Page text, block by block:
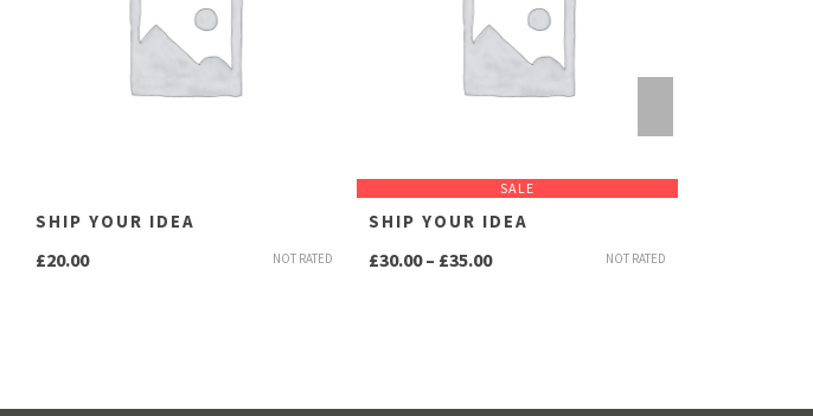
SHIP YOUR IDEA
NOT RATED
£20.00
SALE
SHIP YOUR IDEA
NOT RATED
£30.00 – £35.00Preisspanne: